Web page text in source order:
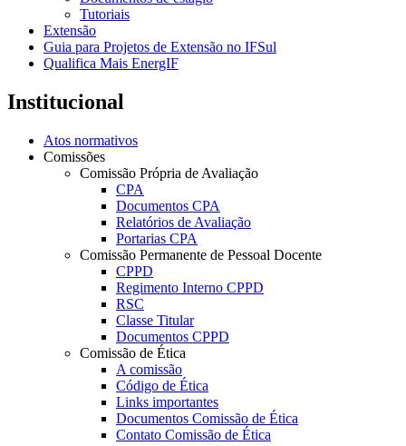
Tutoriais
Extensão
Guia para Projetos de Extensão no IFSul
Qualifica Mais EnergIF
Institucional
Atos normativos
Comissões
Comissão Própria de Avaliação
CPA
Documentos CPA
Relatórios de Avaliação
Portarias CPA
Comissão Permanente de Pessoal Docente
CPPD
Regimento Interno CPPD
RSC
Classe Titular
Documentos CPPD
Comissão de Ética
A comissão
Código de Ética
Links importantes
Documentos Comissão de Ética
Contato Comissão de Ética